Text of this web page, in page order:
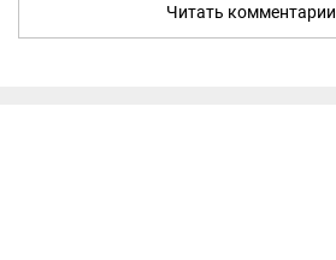
Читать комментарии